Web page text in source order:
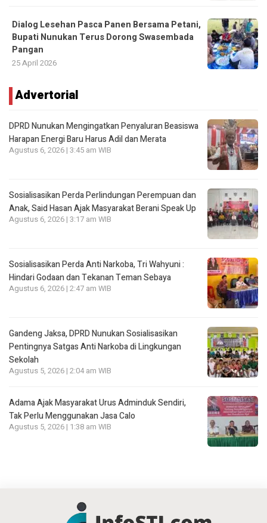
Dialog Lesehan Pasca Panen Bersama Petani,
Bupati Nunukan Terus Dorong Swasembada
Pangan
25 April 2026
Advertorial
DPRD Nunukan Mengingatkan Penyaluran Beasiswa
Harapan Energi Baru Harus Adil dan Merata
Agustus 6, 2026 | 3:45 am WIB
Sosialisasikan Perda Perlindungan Perempuan dan
Anak, Said Hasan Ajak Masyarakat Berani Speak Up
Agustus 6, 2026 | 3:17 am WIB
Sosialisasikan Perda Anti Narkoba, Tri Wahyuni :
Hindari Godaan dan Tekanan Teman Sebaya
Agustus 6, 2026 | 2:47 am WIB
Gandeng Jaksa, DPRD Nunukan Sosialisasikan
Pentingnya Satgas Anti Narkoba di Lingkungan
Sekolah
Agustus 5, 2026 | 2:04 am WIB
Adama Ajak Masyarakat Urus Adminduk Sendiri,
Tak Perlu Menggunakan Jasa Calo
Agustus 5, 2026 | 1:38 am WIB